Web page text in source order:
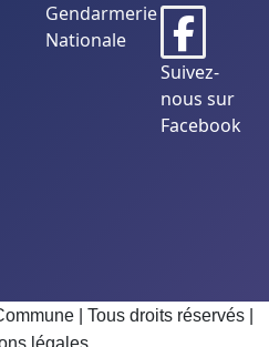
Gendarmerie
Nationale
Suivez-
nous sur
Facebook
| Tous droits réservés |
légales